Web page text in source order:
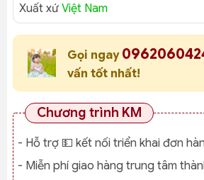
Xuất xứ Việt Nam
Gọi ngay
vấn tốt nhất!
Chương trình KM
- Hỗ trợ 💵 kết nối triển khai đơn
- Miễn phí giao hàng trung tâm